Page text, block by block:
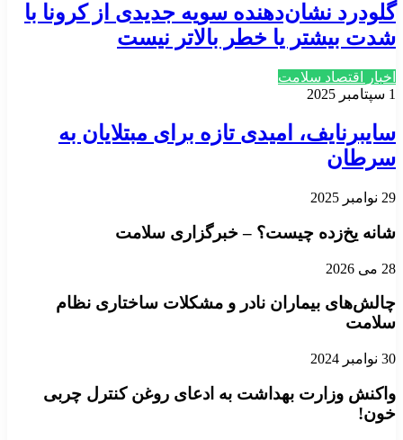
گلودرد نشان‌دهنده سویه جدیدی از کرونا با
شدت بیشتر یا خطر بالاتر نیست
اخبار اقتصاد سلامت
1 سپتامبر 2025
سایبرنایف، امیدی تازه برای مبتلایان به
سرطان
29 نوامبر 2025
شانه یخ‌زده چیست؟ – خبرگزاری سلامت
28 می 2026
چالش‌های بیماران نادر و مشکلات ساختاری نظام
سلامت
30 نوامبر 2024
واکنش وزارت بهداشت به ادعای روغن‌ کنترل چربی
خون!